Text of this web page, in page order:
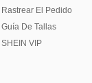
Rastrear El Pedido
Guía De Tallas
SHEIN VIP